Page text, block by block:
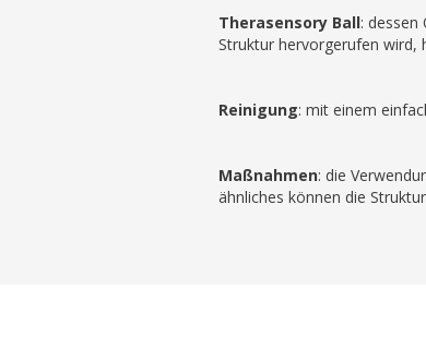
Therasensory Ball: dessen
Struktur hervorgerufen wird,
Reinigung: mit einem
Maßnahmen: die
ähnliches können die